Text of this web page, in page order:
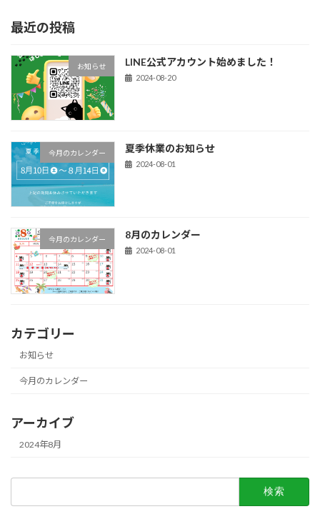
最近の投稿
お知らせ LINE公式アカウント始めました！
2024-08-20
今月のカレンダー 夏季休業のお知らせ
2024-08-01
今月のカレンダー 8月のカレンダー
2024-08-01
カテゴリー
お知らせ
今月のカレンダー
アーカイブ
2024年8月